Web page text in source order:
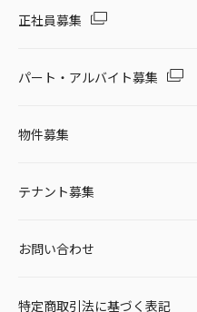
正社員募集
パート・アルバイト募集
物件募集
テナント募集
お問い合わせ
特定商取引法に基づく表記